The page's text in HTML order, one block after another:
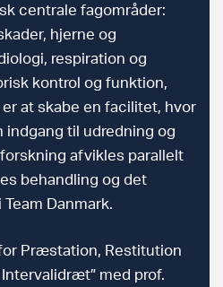
centrale fagområder:
hjerne og
respiration og
kontrol og funktion,
at skabe en facilitet, hvor
til udredning og
afvikles parallelt
behandling og det
Danmark.
Præstation, Restitution
med prof.